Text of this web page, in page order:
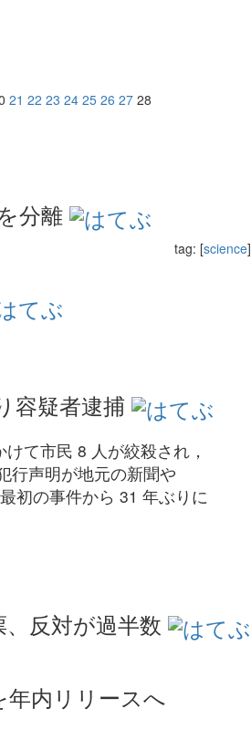
21 22 23 24 25 26 27 28
分離
tag: [science]
容疑者逮捕
て市民 8 人が絞殺され，
行声明が地元の新聞や
初の事件から 31 年ぶりに
反対が過半数
年内リリースへ